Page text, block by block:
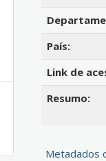
País:
Link de
Resumo:
Metadados